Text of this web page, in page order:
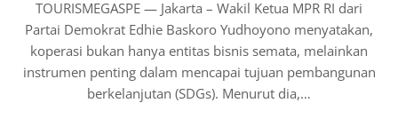
TOURISMEGASPE — Jakarta – Wakil Ketua MPR RI dari
Partai Demokrat Edhie Baskoro Yudhoyono menyatakan,
koperasi bukan hanya entitas bisnis semata, melainkan
instrumen penting dalam mencapai tujuan pembangunan
berkelanjutan (SDGs). Menurut dia,…